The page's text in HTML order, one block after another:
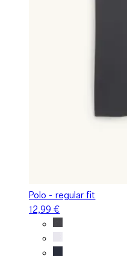
Polo - regular fit
12,99 €